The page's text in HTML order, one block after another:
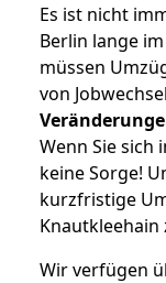
Es ist nicht
Berlin lange
müssen
von
Wenn Sie sich
keine Sorge!
kurzfristige
Knautkleehain
Wir verfügen